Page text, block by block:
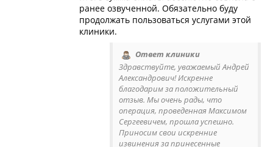
ранее озвученной. Обязательно буду
продолжать пользоваться услугами этой
клиники.
Ответ клиники
Здравствуйте, уважаемый Андрей
Александрович! Искренне
благодарим за положительный
отзыв. Мы очень рады, что
операция, проведенная Максимом
Сергеевичем, прошла успешно.
Приносим свои искренние
извинения за принесенные